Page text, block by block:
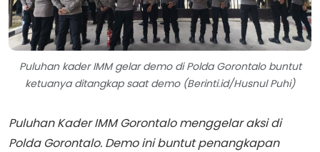
Puluhan kader IMM gelar demo di Polda Gorontalo buntut
ketuanya ditangkap saat demo (Berinti.id/Husnul Puhi)
Puluhan Kader IMM Gorontalo menggelar aksi di
Polda Gorontalo. Demo ini buntut penangkapan